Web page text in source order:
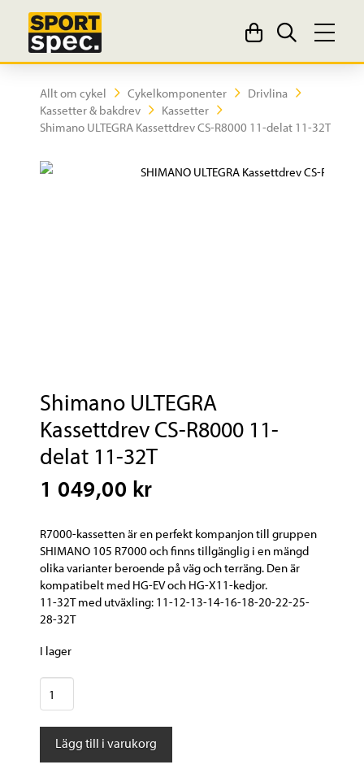
Allt om cykel Cykelkomponenter
Drivlina
Kassetter & bakdrev
Kassetter
Shimano ULTEGRA Kassettdrev CS-R8000 11-delat 11-32T
Shimano ULTEGRA
Kassettdrev CS-R8000 11-
delat 11-32T
1 049,00 kr
R7000-kassetten är en perfekt kompanjon till gruppen
SHIMANO 105 R7000 och finns tillgänglig i en mängd
olika varianter beroende på väg och terräng. Den är
kompatibelt med HG-EV och HG-X11-kedjor.
11-32T med utväxling: 11-12-13-14-16-18-20-22-25-
28-32T
I lager
Shimano
ULTEGRA
Kassettdrev
Lägg till i varukorg